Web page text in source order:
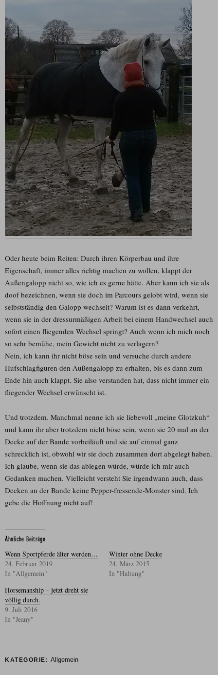
Oder heute beim Reiten: Durch ihren Körperbau und ihre
Eigenschaft, immer alles richtig machen zu wollen, klappt der
Außengalopp nicht so, wie ich es gerne hätte. Aber kann ich sie als
doof bezeichnen, wenn sie doch im Parcours gelobt wird, wenn sie
selbstständig den Galopp wechselt? Warum ist es dann verkehrt,
wenn sie in der dressurmäßigen Arbeit bei einem Handwechsel auch
sofort einen fliegenden Wechsel springt? Auch wenn ich mich noch
so sehr bemühe, mein Gewicht nicht zu verlagern?
Nein, ich kann ihr nicht böse sein und versuche durch andere
Hufschlagfiguren den Außengalopp zu erhalten, bis es dann zum
Ende hin auch klappt. Sie also verstanden hat, dass nicht immer ein
fliegender Wechsel erwünscht ist.
Und trotzdem. Manchmal nenne ich sie liebevoll „meine Glotzkuh“
und kann ihr aber trotzdem nicht böse sein, wenn sie 20 mal an der
Decke auf der Bande vorbeiläuft und sie auf einmal ganz
schrecklich ist, obwohl wir sie doch zusammen dort abgelegt haben.
Ich glaube, wenn sie das ablegen würde, würde ich mir auch
Gedanken machen. Vielleicht versteht Sie irgendwann auch, dass
Decken an der Bande keine Pepper-fressende-Monster sind. Ich
gebe die Hoffnung nicht auf!
Ähnliche Beiträge
Wenn Sportpferde älter werden…
24. Februar 2019
In "Allgemein"
Winter ohne Decke
24. März 2015
In "Haltung"
Horsemanship – jetzt dreht sie
völlig durch.
9. Juli 2016
In "Jeany"
KATEGORIE: Allgemein